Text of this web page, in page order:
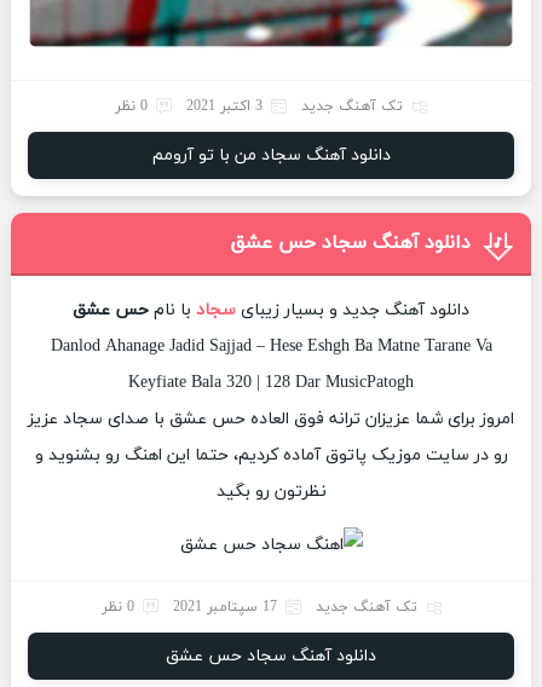
تک آهنگ جدید 3 اکتبر 2021 0 نظر
دانلود آهنگ سجاد من با تو آرومم
دانلود آهنگ سجاد حس عشق
دانلود آهنگ جدید و بسیار زیبای سجاد با نام حس عشق
Danlod Ahanage Jadid Sajjad – Hese Eshgh Ba Matne Tarane Va
Keyfiate Bala 320 | 128 Dar MusicPatogh
امروز برای شما عزیزان ترانه فوق العاده حس عشق با صدای سجاد عزیز
رو در سایت موزیک پاتوق آماده کردیم، حتما این اهنگ رو بشنوید و
نظرتون رو بگید
تک آهنگ جدید 17 سپتامبر 2021 0 نظر
دانلود آهنگ سجاد حس عشق